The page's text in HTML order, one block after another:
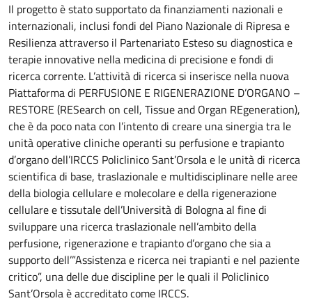
Il progetto è stato supportato da finanziamenti nazionali e
internazionali, inclusi fondi del Piano Nazionale di Ripresa e
Resilienza attraverso il Partenariato Esteso su diagnostica e
terapie innovative nella medicina di precisione e fondi di
ricerca corrente. L’attività di ricerca si inserisce nella nuova
Piattaforma di PERFUSIONE E RIGENERAZIONE D’ORGANO –
RESTORE (RESearch on cell, Tissue and Organ REgeneration),
che è da poco nata con l’intento di creare una sinergia tra le
unità operative cliniche operanti su perfusione e trapianto
d’organo dell’IRCCS Policlinico Sant’Orsola e le unità di ricerca
scientifica di base, traslazionale e multidisciplinare nelle aree
della biologia cellulare e molecolare e della rigenerazione
cellulare e tissutale dell’Università di Bologna al fine di
sviluppare una ricerca traslazionale nell’ambito della
perfusione, rigenerazione e trapianto d’organo che sia a
supporto dell’”Assistenza e ricerca nei trapianti e nel paziente
critico”, una delle due discipline per le quali il Policlinico
Sant’Orsola è accreditato come IRCCS.